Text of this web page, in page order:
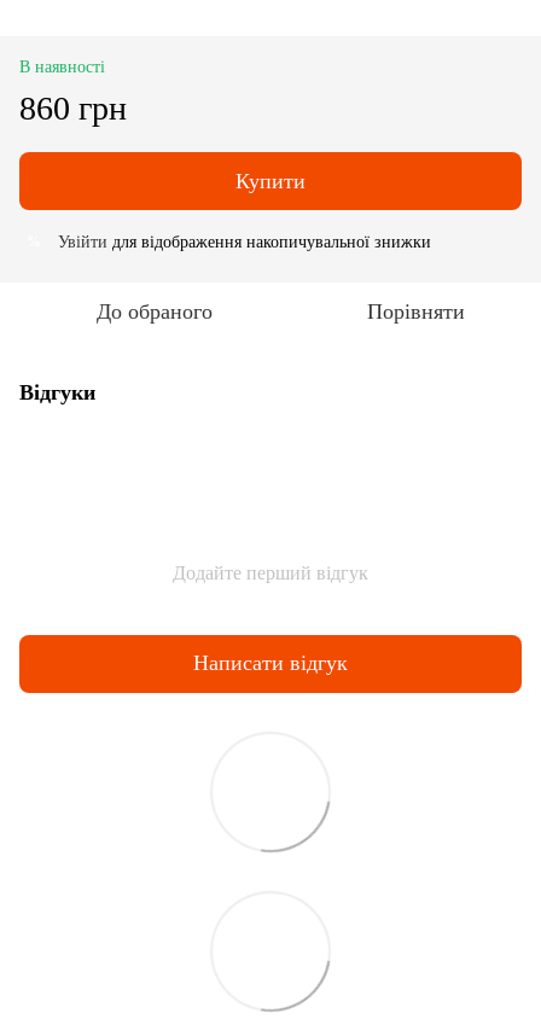
В наявності
860 грн
Купити
Увійти для відображення накопичувальної знижки
До обраного Порівняти
Відгуки
Додайте перший відгук
Написати відгук